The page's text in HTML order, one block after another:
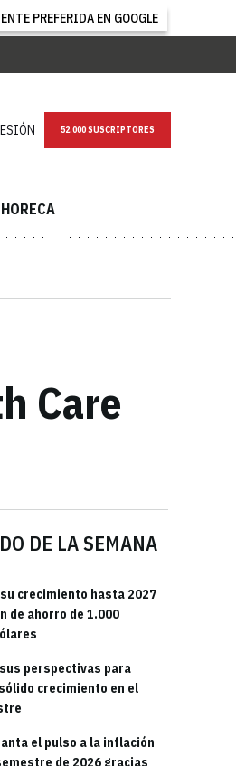
PREFERIDA EN GOOGLE
NEWSLETTER
HORECA
Care
DE LA SEMANA
crecimiento hasta 2027
de ahorro de 1.000
perspectivas para
crecimiento en el
el pulso a la inflación
de 2026 gracias